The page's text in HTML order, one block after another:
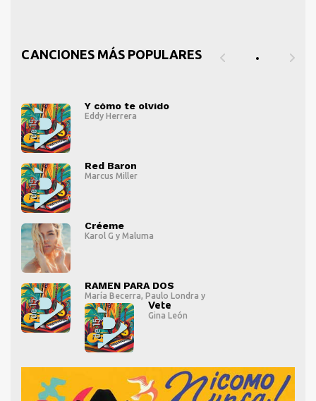
CANCIONES MÁS POPULARES
Y cómo te olvido
Eddy Herrera
Red Baron
Marcus Miller
Créeme
Karol G y Maluma
RAMEN PARA DOS
María Becerra, Paulo Londra y
Vete
Gina León